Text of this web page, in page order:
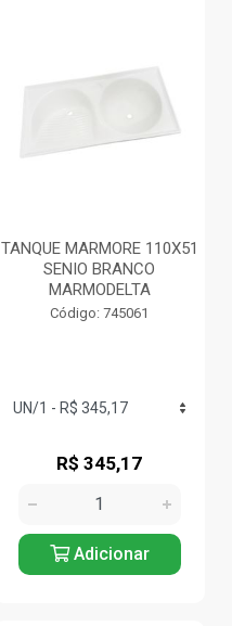
TANQUE MARMORE 110X51
SENIO BRANCO
MARMODELTA
Código: 745061
R$ 345,17
Adicionar